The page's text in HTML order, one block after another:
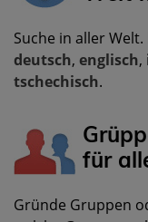
Suche in aller
deutsch, englisch,
tschechisch.
für
Gründe Gruppen